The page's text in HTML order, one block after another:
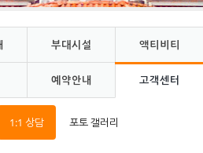
부대시설 액티비티
예약안내 고객센터
1:1 상담 포토 갤러리